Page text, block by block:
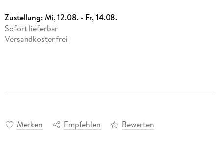
Zustellung:Mi, 12.08. - Fr, 14.08.
Sofort lieferbar
Versandkostenfrei
Merken Empfehlen Bewerten